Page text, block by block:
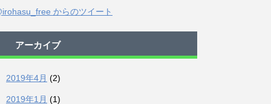
からのツイート
アーカイブ
2019年4月 (2)
2019年1月 (1)